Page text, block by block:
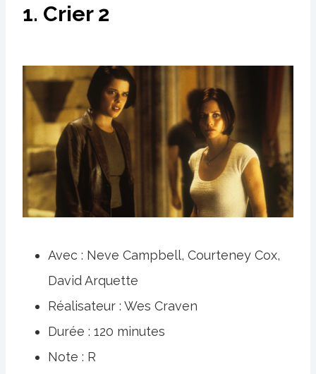
1. Crier 2
Avec : Neve Campbell, Courteney Cox,
David Arquette
Réalisateur : Wes Craven
Durée : 120 minutes
Note : R